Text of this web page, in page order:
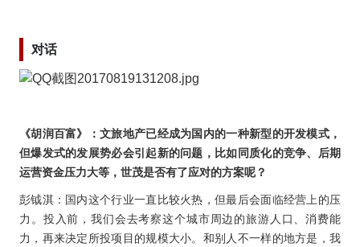
对话
《胡润百富》：文旅地产已经成为国内的一种新型的开发模式，
但爆发式的发展势必会引起新的问题，比如同质化的竞争、后期
运营资金压力大等，世茂是否有了应对的方案呢？
彭钺淇：国内这个行业一直比较火热，但最后会面临经营上的压
力。投入前，我们会去考察这个城市周边的旅游人口、消费能
力，再来决定所投项目的规模大小。和别人不一样的地方是，我